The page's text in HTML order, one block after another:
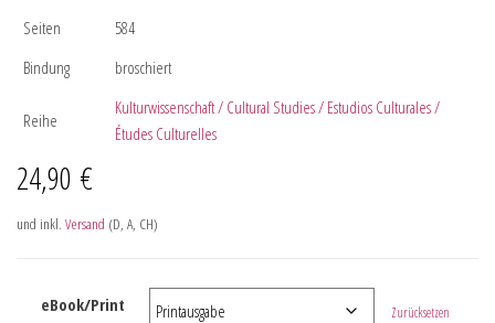
Seiten
584
Bindung
broschiert
Reihe
Kulturwissenschaft / Cultural Studies / Estudios Culturales /
Études Culturelles
24,90 €
und inkl. Versand (D, A, CH)
eBook/Print Zurücksetzen